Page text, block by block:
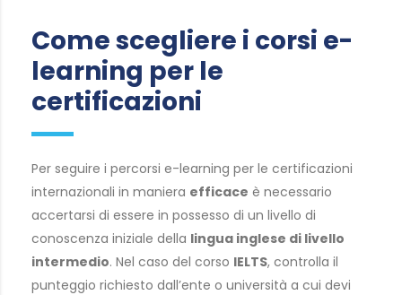
Come scegliere i corsi e-
learning per le
certificazioni
Per seguire i percorsi e-learning per le certificazioni
internazionali in maniera efficace è necessario
accertarsi di essere in possesso di un livello di
conoscenza iniziale della lingua inglese di livello
intermedio. Nel caso del corso IELTS, controlla il
punteggio richiesto dall’ente o università a cui devi